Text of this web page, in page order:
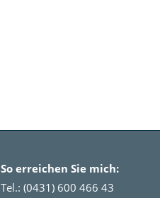
So erreichen Sie mich:
Tel.: (0431) 600 466 43